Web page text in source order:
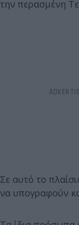
την περασμένη
Σε αυτό το
να υπογραφούν